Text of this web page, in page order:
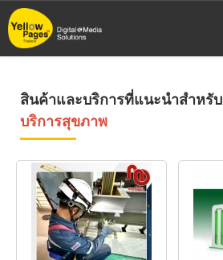
ข้าม
ไป
สินค้าและบริการที่แนะนำสำหรับ
บริการสุขภาพ